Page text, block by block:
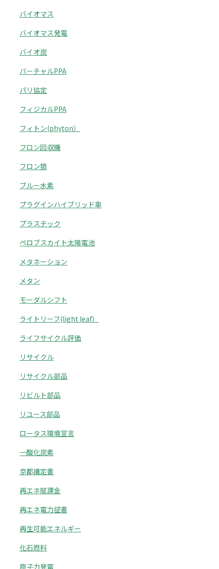
バイオマス
バイオマス発電
バイオ炭
バーチャルPPA
パリ協定
フィジカルPPA
フィトン(phyton）
フロン回収機
フロン類
ブルー水素
プラグインハイブリッド車
プラスチック
ペロブスカイト太陽電池
メタネーション
メタン
モーダルシフト
ライトリーフ(light leaf）
ライフサイクル評価
リサイクル
リサイクル部品
リビルト部品
リユース部品
ロータス環境宣言
一酸化炭素
京都議定書
再エネ賦課金
再エネ電力証書
再生可能エネルギー
化石燃料
原子力発電